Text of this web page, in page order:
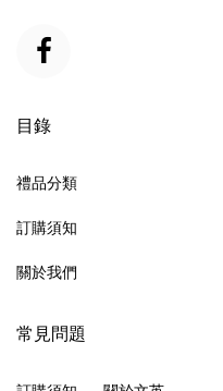
目錄
禮品分類
訂購須知
關於我們
常見問題